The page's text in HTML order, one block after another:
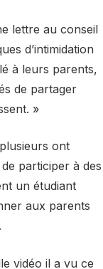
lettre au conseil
d’intimidation
à leurs parents,
de partager
»
ont
participer à des
un étudiant
aux parents
vidéo il a vu ce